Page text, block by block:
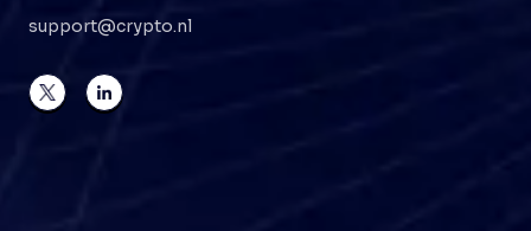
support@crypto.nl